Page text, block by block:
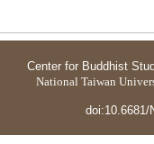
Center for Buddhist
National Taiwan
doi:10.6681/